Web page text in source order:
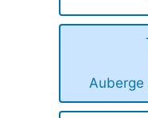
Auberge